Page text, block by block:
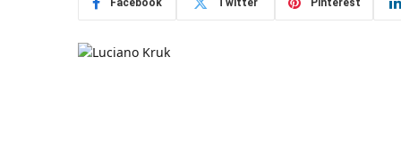
Facebook Twitter Pinterest